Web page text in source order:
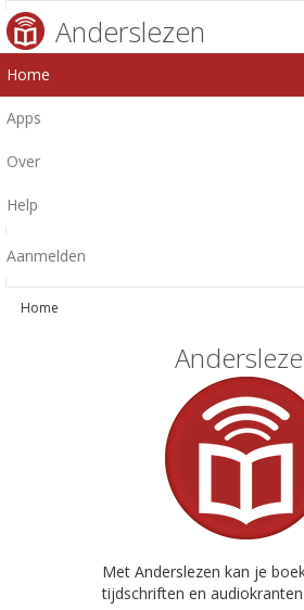
Anderslezen
Home
Apps
Over
Help
Aanmelden
Home
Met Anderslezen kan je
tijdschriften en